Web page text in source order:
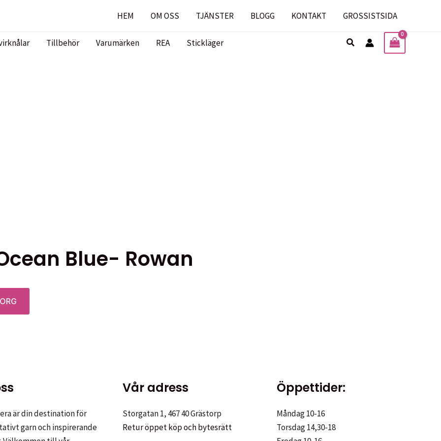
HEM OM OSS TJÄNSTER BLOGG KONTAKT GROSSISTSIDA
Tillbehör Varumärken REA Stickläger Sök
Blue- Rowan
är din destination för
garn och inspirerande
Vår adress
Storgatan 1, 467 40 Grästorp
Retur öppet köp och bytesrätt
Öppettider:
Måndag 10-16
Torsdag 14,30-18